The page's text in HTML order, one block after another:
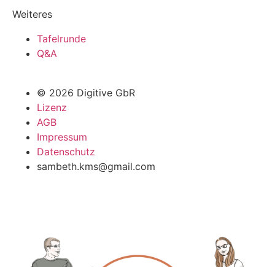
Weiteres
Tafelrunde
Q&A
© 2026 Digitive GbR
Lizenz
AGB
Impressum
Datenschutz
sambeth.kms@gmail.com